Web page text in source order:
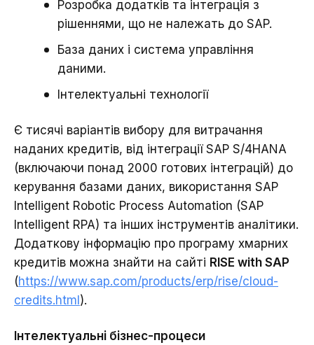
Розробка додатків та інтеграція з
рішеннями, що не належать до SAP.
База даних і система управління
даними.
Інтелектуальні технології
Є тисячі варіантів вибору для витрачання
наданих кредитів, від інтеграції SAP S/4HANA
(включаючи понад 2000 готових інтеграцій) до
керування базами даних, використання SAP
Intelligent Robotic Process Automation (SAP
Intelligent RPA) та інших інструментів аналітики.
Додаткову інформацію про програму хмарних
кредитів можна знайти на сайті RISE with SAP
(https://www.sap.com/products/erp/rise/cloud-
credits.html).
Інтелектуальні бізнес-процеси